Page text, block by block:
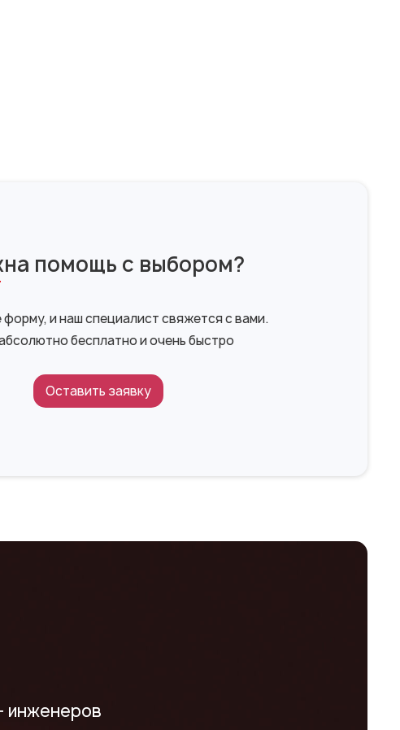
помощь с выбором?
форму, и наш специалист свяжется с вами.
бесплатно и очень быстро
Оставить заявку
инженеров